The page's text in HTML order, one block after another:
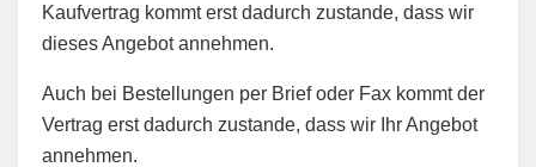
Kaufvertrag kommt erst dadurch zustande, dass wir
dieses Angebot annehmen.
Auch bei Bestellungen per Brief oder Fax kommt der
Vertrag erst dadurch zustande, dass wir Ihr Angebot
annehmen.